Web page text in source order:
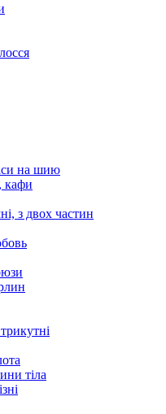
на шию
кафи
з двох частин
тіла